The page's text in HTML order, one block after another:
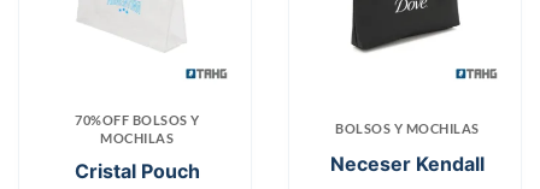
70%OFF BOLSOS Y
MOCHILAS
Cristal Pouch
BOLSOS Y MOCHILAS
Neceser Kendall